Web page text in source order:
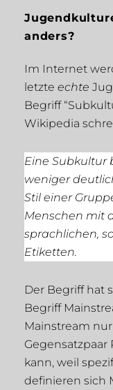
anders?
Im Internet
letzte echte
Begriff
Wikipedia
Eine Subkultur
weniger
Stil einer
Menschen mit
sprachlichen,
Etiketten.
Der Begriff hat
Begriff
Mainstream
kann, weil
definieren sich